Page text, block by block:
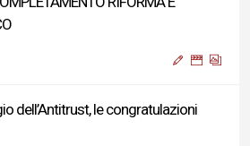
dell’Antitrust, le congratulazioni